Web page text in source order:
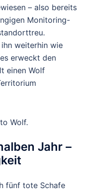
– also bereits
Monitoring-
weiterhin wie
erweckt den
einen Wolf
Wolf.
Jahr –
fünf tote Schafe